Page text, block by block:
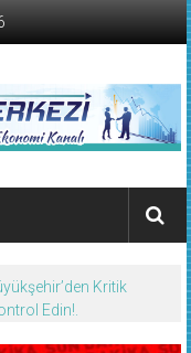
Kritik
Edin!.